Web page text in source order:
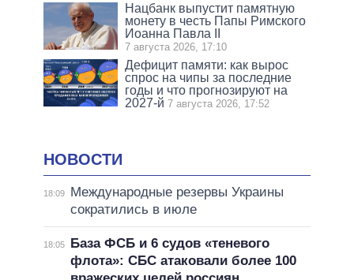
Нацбанк выпустит памятную
монету в честь Папы Римского
Иоанна Павла II
7 августа 2026, 17:10
Дефицит памяти: как вырос
спрос на чипы за последние
годы и что прогнозируют на
2027-й 7 августа 2026, 17:52
НОВОСТИ
18:09
Международные резервы Украины
сократились в июле
18:05
База ФСБ и 6 судов «теневого
флота»: СБС атаковали более 100